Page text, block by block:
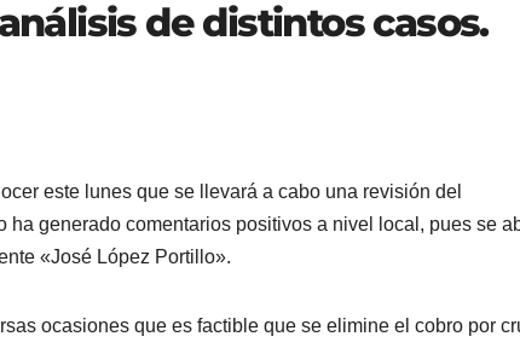
de distintos casos.
este lunes que se llevará a cabo una revisión del
generado comentarios positivos a nivel local, pues se
«José López Portillo».
ocasiones que es factible que se elimine el cobro por